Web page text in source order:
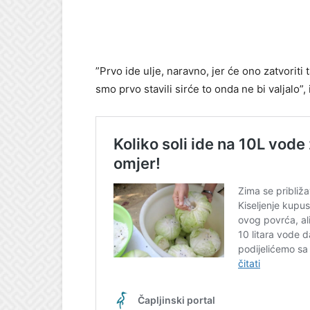
”Prvo ide ulje, naravno, jer će ono zatvoriti
smo prvo stavili sirće to onda ne bi